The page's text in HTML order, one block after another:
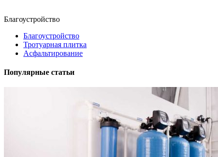
Благоустройство
Благоустройство
Тротуарная плитка
Асфальтирование
Популярные статьи